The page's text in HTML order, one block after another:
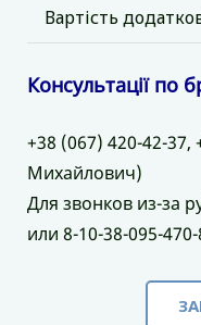
Вартість
Консультації по
+38 (067) 420-42-
Михайлович)
Для звонков из-за
или 8-10-38-095-